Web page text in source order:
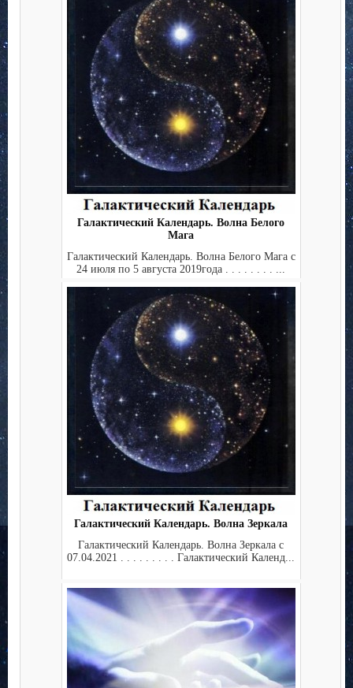
Галактический Календарь. Волна Белого
Мага
Галактический Календарь. Волна Белого Мага с
24 июля по 5 августа 2019года . . . . . . . . ...
Галактический Календарь. Волна Зеркала
Галактический Календарь. Волна Зеркала с
07.04.2021 . . . . . . . . . Галактический Календ...